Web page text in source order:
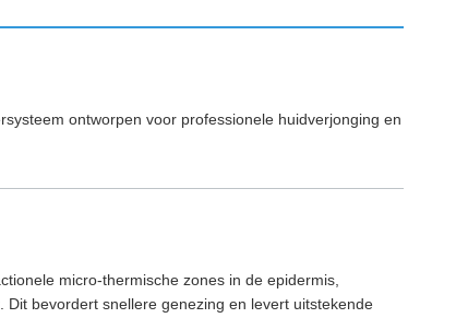
ontworpen voor professionele huidverjonging en
micro-thermische zones in de epidermis,
bevordert snellere genezing en levert uitstekende